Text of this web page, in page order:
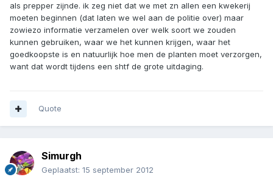
als prepper zijnde. ik zeg niet dat we met zn allen een kwekerij
moeten beginnen (dat laten we wel aan de politie over) maar
zowiezo informatie verzamelen over welk soort we zouden
kunnen gebruiken, waar we het kunnen krijgen, waar het
goedkoopste is en natuurlijk hoe men de planten moet verzorgen,
want dat wordt tijdens een shtf de grote uitdaging.
Quote
Simurgh
Geplaatst: 15 september 2012